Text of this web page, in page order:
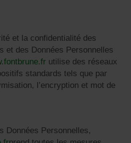
et la confidentialité des
et des Données Personnelles
utilise des réseaux
standards tels que par
l’encryption et mot de
Données Personnelles,